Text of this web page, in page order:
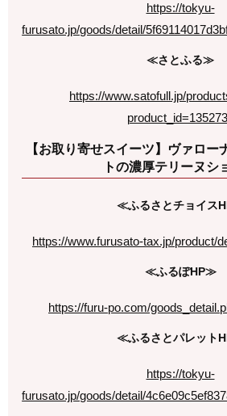
https://tokyu-
furusato.jp/goods/detail/
≪さとふる≫
https://www.satofull.jp/
【お取り寄せスイーツ】ヴァロー
トの濃厚テリーヌシ
≪ふるさとチョイス
https://www.furusato-tax.jp/product/
≪ふるぽHP≫
https://furu-po.com/
≪ふるさとパレット
https://tokyu-
furusato.jp/goods/detail/